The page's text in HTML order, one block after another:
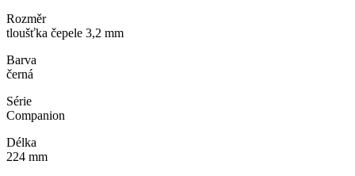
Rozměr
tloušťka čepele 3,2 mm
Barva
černá
Série
Companion
Délka
224 mm